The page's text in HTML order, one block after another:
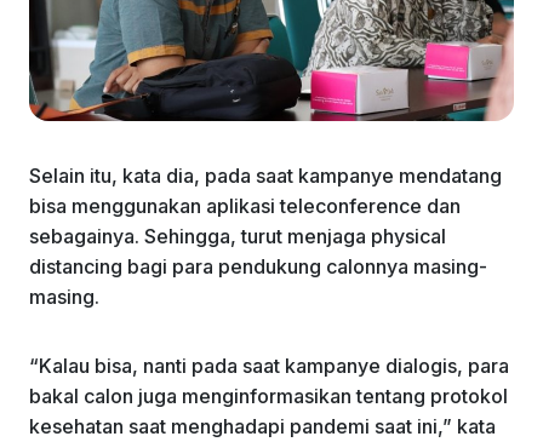
Selain itu, kata dia, pada saat kampanye mendatang
bisa menggunakan aplikasi teleconference dan
sebagainya. Sehingga, turut menjaga physical
distancing bagi para pendukung calonnya masing-
masing.
“Kalau bisa, nanti pada saat kampanye dialogis, para
bakal calon juga menginformasikan tentang protokol
kesehatan saat menghadapi pandemi saat ini,” kata